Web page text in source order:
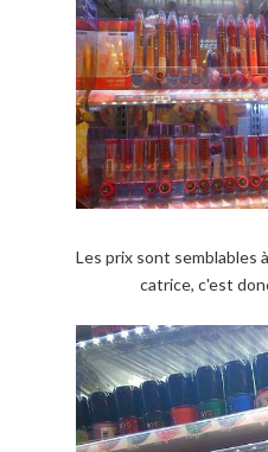
Les prix sont semblables
catrice, c'est